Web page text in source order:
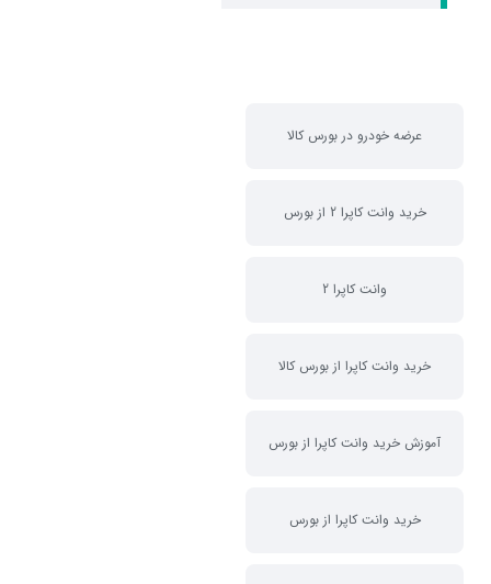
عرضه خودرو در بورس کالا
خرید وانت کاپرا 2 از بورس
وانت کاپرا 2
خرید وانت کاپرا از بورس کالا
آموزش خرید وانت کاپرا از بورس
خرید وانت کاپرا از بورس